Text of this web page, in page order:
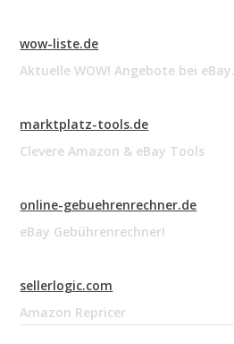
wow-liste.de
Aktuelle WOW! Angebote bei eBay.
marktplatz-tools.de
Clevere Amazon & eBay Tools
online-gebuehrenrechner.de
eBay Gebührenrechner!
sellerlogic.com
Amazon Repricer